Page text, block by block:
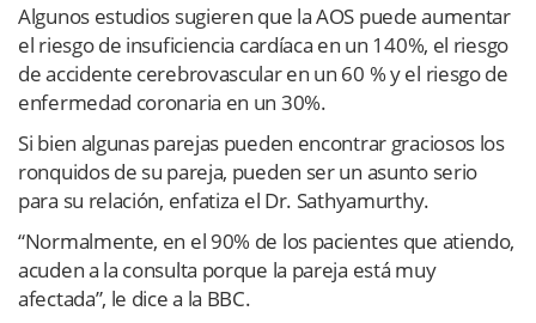
Algunos estudios sugieren que la AOS puede aumentar
el riesgo de insuficiencia cardíaca en un 140%, el riesgo
de accidente cerebrovascular en un 60 % y el riesgo de
enfermedad coronaria en un 30%.
Si bien algunas parejas pueden encontrar graciosos los
ronquidos de su pareja, pueden ser un asunto serio
para su relación, enfatiza el Dr. Sathyamurthy.
“Normalmente, en el 90% de los pacientes que atiendo,
acuden a la consulta porque la pareja está muy
afectada”, le dice a la BBC.